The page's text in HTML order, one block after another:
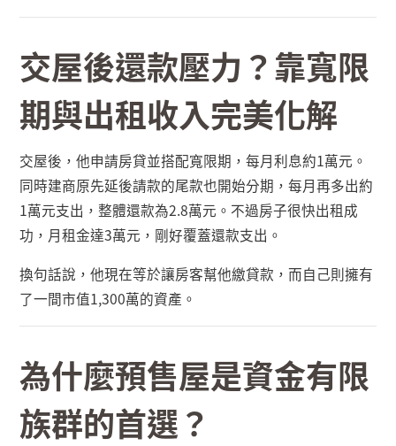
交屋後還款壓力？靠寬限
期與出租收入完美化解
交屋後，他申請房貸並搭配寬限期，每月利息約1萬元。
同時建商原先延後請款的尾款也開始分期，每月再多出約
1萬元支出，整體還款為2.8萬元。不過房子很快出租成
功，月租金達3萬元，剛好覆蓋還款支出。
換句話說，他現在等於讓房客幫他繳貸款，而自己則擁有
了一間市值1,300萬的資產。
為什麼預售屋是資金有限
族群的首選？